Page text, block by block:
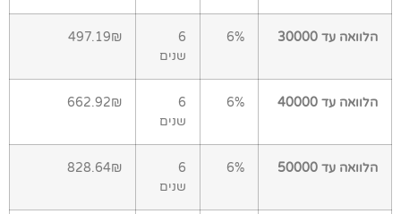
הלוואה עד 30000 6%
6
שנים
497.19₪
הלוואה עד 40000 6%
6
שנים
662.92₪
הלוואה עד 50000 6%
6
שנים
828.64₪